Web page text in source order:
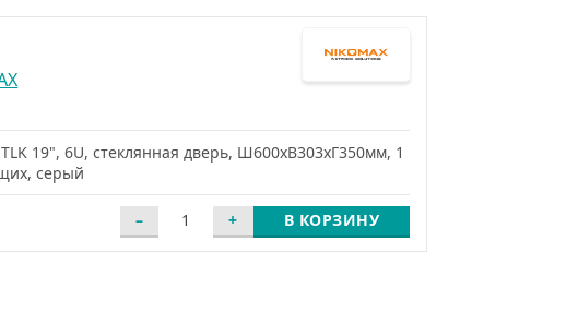
19", 6U, стеклянная дверь, Ш600хВ303хГ350мм, 1
серый
В КОРЗИНУ